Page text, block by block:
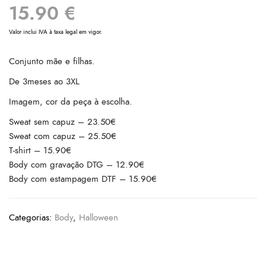
15.90 €
Valor inclui IVA à taxa legal em vigor.
Conjunto mãe e filhas.
De 3meses ao 3XL
Imagem, cor da peça à escolha.
Sweat sem capuz – 23.50€
Sweat com capuz – 25.50€
T-shirt – 15.90€
Body com gravação DTG – 12.90€
Body com estampagem DTF – 15.90€
Categorias: Body, Halloween